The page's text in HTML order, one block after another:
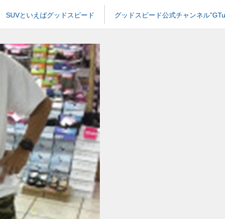
SUVといえばグッドスピード グッドスピード公式チャンネル